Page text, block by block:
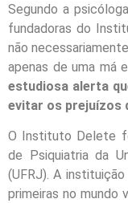
Segundo a
fundadoras do
não
apenas de uma má
estudiosa alerta
evitar os prejuízos
O Instituto Delete
de Psiquiatria da
(UFRJ). A
primeiras no mundo